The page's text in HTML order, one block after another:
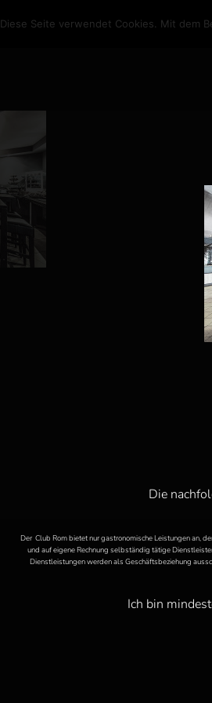
Die
Der Club Rom bietet nur gastronomische Leistungen an,
und auf eigene Rechnung selbständig tätige
Dienstleistungen werden als Geschäftsbeziehung
Ich bin
Diese Seite verwendet Cookies. Mit dem